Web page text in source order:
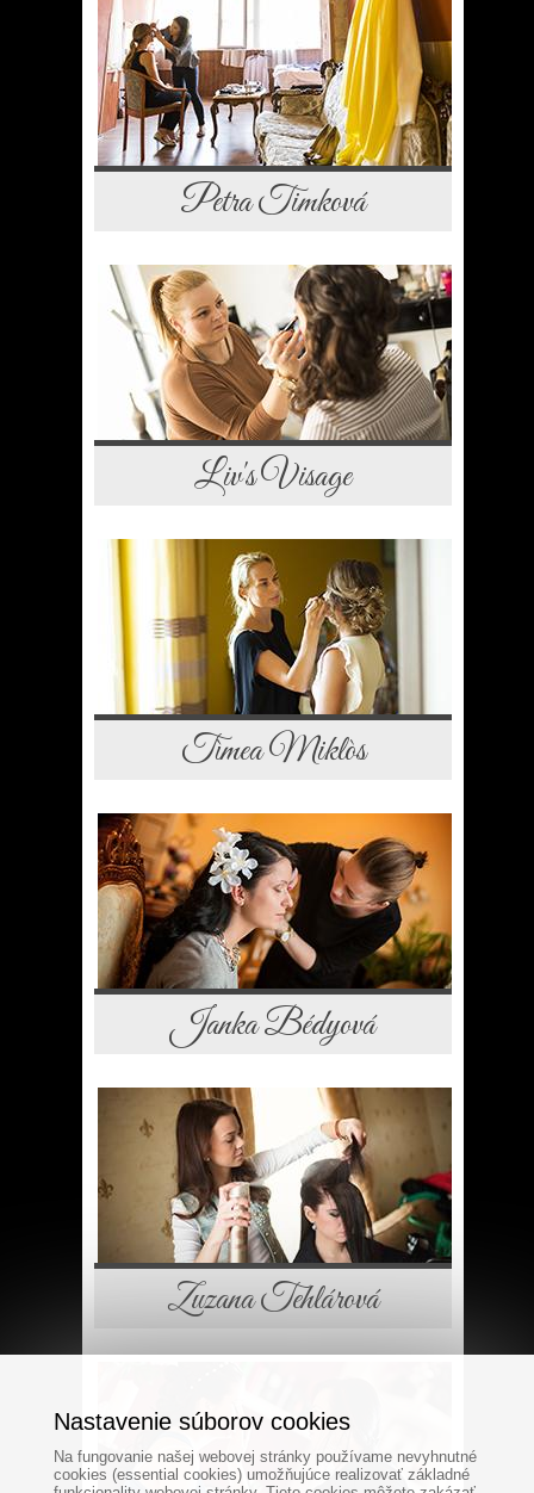
Petra Timková
Liv's Visage
Tìmea Miklòs
Janka Bédyová
Zuzana Tehlárová
Nastavenie súborov cookies
Na fungovanie našej webovej stránky používame nevyhnutné
cookies (essential cookies) umožňujúce realizovať základné